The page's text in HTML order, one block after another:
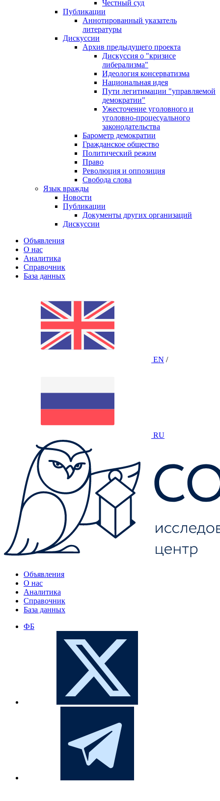
Честный суд
Публикации
Аннотированный указатель
литературы
Дискуссии
Архив предыдущего проекта
Дискуссия о "кризисе
либерализма"
Идеология консерватизма
Национальная идея
Пути легитимации "управляемой
демократии"
Ужесточение уголовного и
уголовно-процесуального
законодательства
Барометр демократии
Гражданское общество
Политический режим
Право
Революция и оппозиция
Свобода слова
Язык вражды
Новости
Публикации
Документы других организаций
Дискуссии
Объявления
О нас
Аналитика
Справочник
База данных
EN /
RU
Объявления
О нас
Аналитика
Справочник
База данных
ФБ